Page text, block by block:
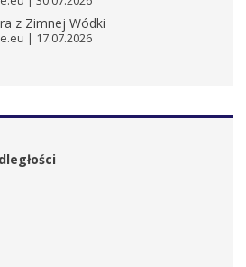
z Zimnej Wódki
17.07.2026